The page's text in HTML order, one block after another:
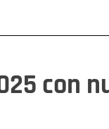
con